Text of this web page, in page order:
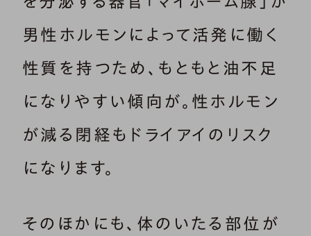
男性ホルモンによって活発に働く
性質を持つため、もともと油不足
になりやすい傾向が。性ホルモン
が減る閉経もドライアイのリスク
になります。
そのほかにも、体のいたる部位が